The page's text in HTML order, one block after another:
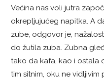
Većina nas voli jutra
okrepljujućeg napitka. A
zube, odgovor je,
do žutila zuba. Zubna
tako da kafa, kao i ostala
tim sitnim, oku ne vidljivim